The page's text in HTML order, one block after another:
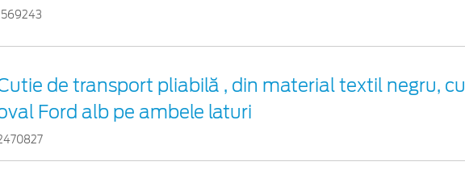
1569243
de transport pliabilă , din material textil negru, cu
Ford alb pe ambele laturi